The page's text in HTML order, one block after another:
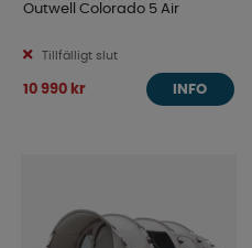
Outwell Colorado 5 Air
Tillfälligt slut
10 990 kr INFO